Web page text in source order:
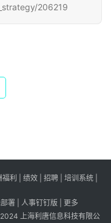
206219
利 绩效 招聘 | 培训系统 |
署| 人事钉钉版
更多
上海利唐信息科技有限公